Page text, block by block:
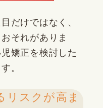
だけではなく、
それがありま
矯正を検討した
。
リスクが高ま